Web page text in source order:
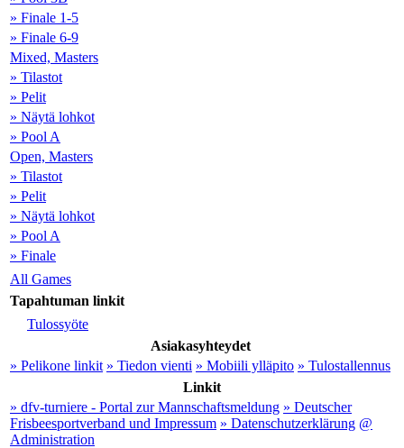
» Finale 1-5
» Finale 6-9
Mixed, Masters
» Tilastot
» Pelit
» Näytä lohkot
» Pool A
Open, Masters
» Tilastot
» Pelit
» Näytä lohkot
» Pool A
» Finale
All Games
Tapahtuman linkit
Tulossyöte
Asiakasyhteydet
» Pelikone linkit » Tiedon vienti » Mobiili ylläpito » Tulostallennus
Linkit
» dfv-turniere - Portal zur Mannschaftsmeldung » Deutscher
Frisbeesportverband und Impressum » Datenschutzerklärung @
Administration